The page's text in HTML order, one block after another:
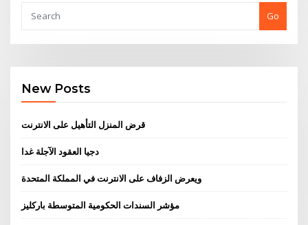
Go
New Posts
قرض المنزل التأهيل على الانترنت
دجيا العقود الآجلة غدا
ويعرض الزفاف على الانترنت في المملكة المتحدة
مؤشر السندات الحكومية المتوسطة باركليز